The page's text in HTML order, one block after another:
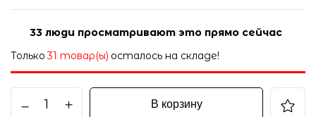
38 люди просматривают это прямо сейчас
Только 31 товар(ы) осталось на складе!
В корзину